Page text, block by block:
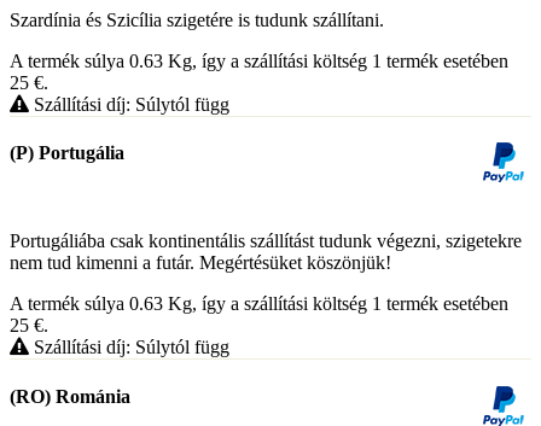
Szardínia és Szicília szigetére is tudunk szállítani.
A termék súlya 0.63 Kg, így a szállítási költség 1 termék esetében
25 €.
Szállítási díj: Súlytól függ
(P) Portugália
Portugáliába csak kontinentális szállítást tudunk végezni, szigetekre
nem tud kimenni a futár. Megértésüket köszönjük!
A termék súlya 0.63 Kg, így a szállítási költség 1 termék esetében
25 €.
Szállítási díj: Súlytól függ
(RO) Románia